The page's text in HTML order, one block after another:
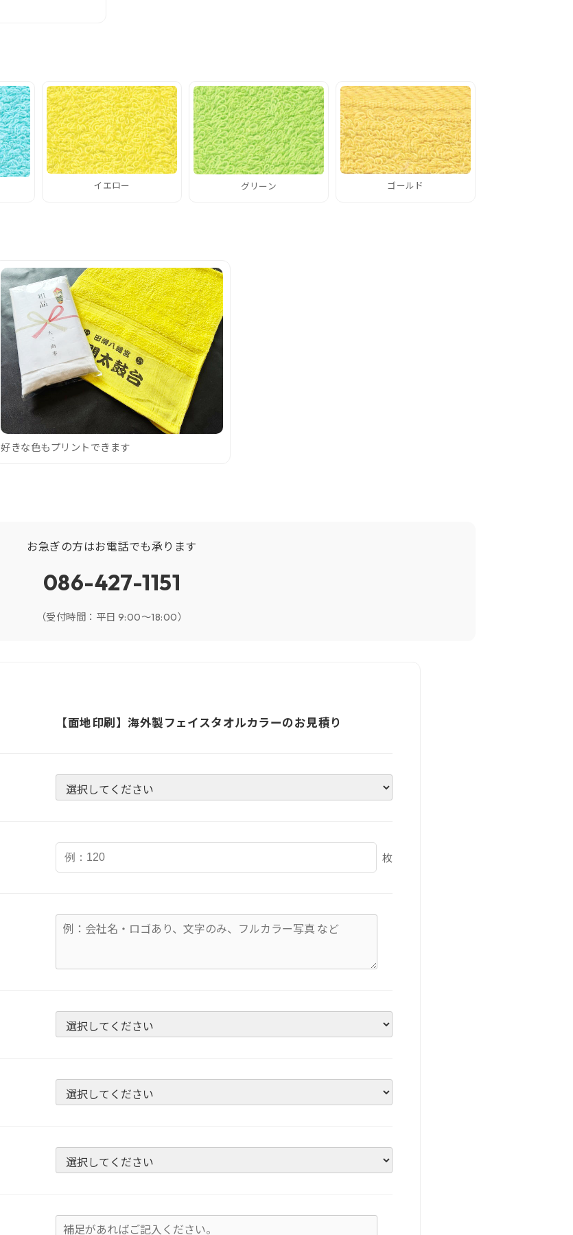
イエロー グリーン ゴールド
好きな色もプリントできます
お急ぎの方はお電話でも承ります
086-427-1151
（受付時間：平日 9:00～18:00）
【面地印刷】海外製フェイスタオルカラーのお見積り
枚